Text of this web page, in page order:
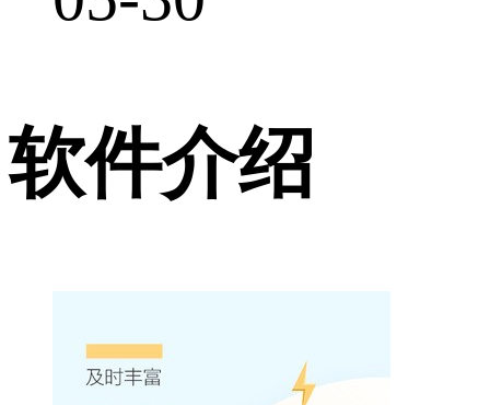
软件介绍